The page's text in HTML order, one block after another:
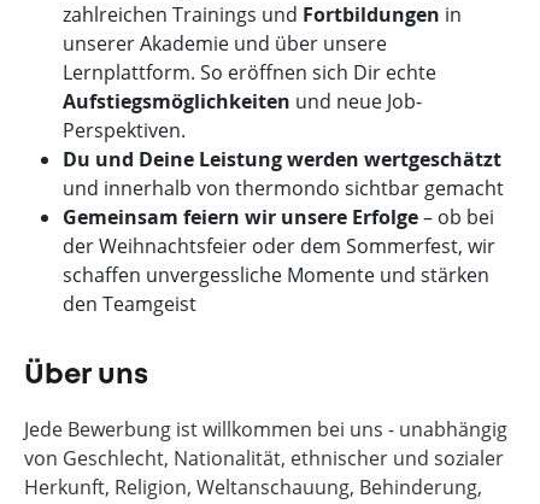
zahlreichen Trainings und Fortbildungen in
unserer Akademie und über unsere
Lernplattform. So eröffnen sich Dir echte
Aufstiegsmöglichkeiten und neue Job-
Perspektiven.
Du und Deine Leistung werden wertgeschätzt
und innerhalb von thermondo sichtbar gemacht
Gemeinsam feiern wir unsere Erfolge– ob bei
der Weihnachtsfeier oder dem Sommerfest, wir
schaffen unvergessliche Momente und stärken
den Teamgeist
Über uns
Jede Bewerbung ist willkommen bei uns - unabhängig
von Geschlecht, Nationalität, ethnischer und sozialer
Herkunft, Religion, Weltanschauung, Behinderung,